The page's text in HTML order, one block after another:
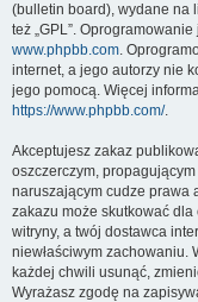
(bulletin board), wydane na
też „GPL”.
www.phpbb.com.
internet, a jego autorzy nie
jego pomocą. Więcej
https://www.phpbb.com/.
Akceptujesz zakaz
oszczerczym,
naruszającym cudze prawa
zakazu może skutkować
witryny, a twój dostawca
niewłaściwym zachowaniu.
każdej chwili usunąć,
Wyrażasz zgodę na